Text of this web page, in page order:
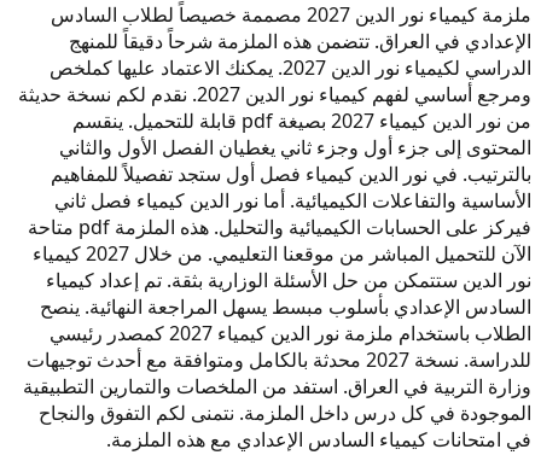
ملزمة كيمياء نور الدين 2027 مصممة خصيصاً لطلاب السادس
الإعدادي في العراق. تتضمن هذه الملزمة شرحاً دقيقاً للمنهج
الدراسي لكيمياء نور الدين 2027. يمكنك الاعتماد عليها كملخص
ومرجع أساسي لفهم كيمياء نور الدين 2027. نقدم لكم نسخة حديثة
من نور الدين كيمياء 2027 بصيغة pdf قابلة للتحميل. ينقسم
المحتوى إلى جزء أول وجزء ثاني يغطيان الفصل الأول والثاني
بالترتيب. في نور الدين كيمياء فصل أول ستجد تفصيلاً للمفاهيم
الأساسية والتفاعلات الكيميائية. أما نور الدين كيمياء فصل ثاني
فيركز على الحسابات الكيميائية والتحليل. هذه الملزمة pdf متاحة
الآن للتحميل المباشر من موقعنا التعليمي. من خلال 2027 كيمياء
نور الدين ستتمكن من حل الأسئلة الوزارية بثقة. تم إعداد كيمياء
السادس الإعدادي بأسلوب مبسط يسهل المراجعة النهائية. ينصح
الطلاب باستخدام ملزمة نور الدين كيمياء 2027 كمصدر رئيسي
للدراسة. نسخة 2027 محدثة بالكامل ومتوافقة مع أحدث توجيهات
وزارة التربية في العراق. استفد من الملخصات والتمارين التطبيقية
الموجودة في كل درس داخل الملزمة. نتمنى لكم التفوق والنجاح
في امتحانات كيمياء السادس الإعدادي مع هذه الملزمة.